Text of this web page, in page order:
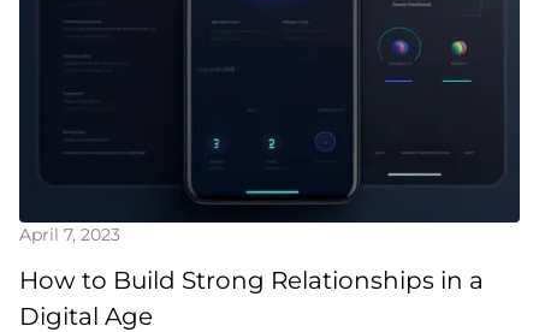
April 7, 2023
How to Build Strong Relationships in a
Digital Age